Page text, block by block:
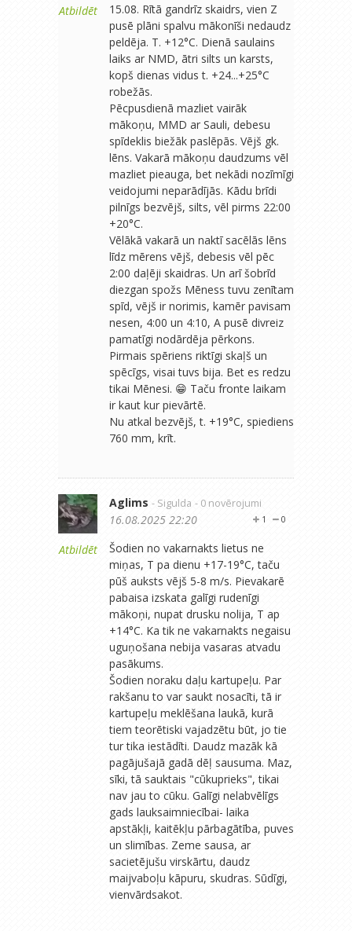
Atbildēt
15.08. Rītā gandrīz skaidrs, vien Z
pusē plāni spalvu mākonīši nedaudz
peldēja. T. +12°C. Dienā saulains
laiks ar NMD, ātri silts un karsts,
kopš dienas vidus t. +24...+25°C
robežās.
Pēcpusdienā mazliet vairāk
mākoņu, MMD ar Sauli, debesu
spīdeklis biežāk paslēpās. Vējš gk.
lēns. Vakarā mākoņu daudzums vēl
mazliet pieauga, bet nekādi nozīmīgi
veidojumi neparādījās. Kādu brīdi
pilnīgs bezvējš, silts, vēl pirms 22:00
+20°C.
Vēlākā vakarā un naktī sacēlās lēns
līdz mērens vējš, debesis vēl pēc
2:00 daļēji skaidras. Un arī šobrīd
diezgan spožs Mēness tuvu zenītam
spīd, vējš ir norimis, kamēr pavisam
nesen, 4:00 un 4:10, A pusē divreiz
pamatīgi nodārdēja pērkons.
Pirmais spēriens riktīgi skaļš un
spēcīgs, visai tuvs bija. Bet es redzu
tikai Mēnesi. 😁 Taču fronte laikam
ir kaut kur pievārtē.
Nu atkal bezvējš, t. +19°C, spiediens
760 mm, krīt.
Atbildēt
Aglims - Sigulda - 0 novērojumi
0
1
16.08.2025 22:20
Šodien no vakarnakts lietus ne
miņas, T pa dienu +17-19°C, taču
pūš auksts vējš 5-8 m/s. Pievakarē
pabaisa izskata galīgi rudenīgi
mākoņi, nupat drusku nolija, T ap
+14°C. Ka tik ne vakarnakts negaisu
uguņošana nebija vasaras atvadu
pasākums.
Šodien noraku daļu kartupeļu. Par
rakšanu to var saukt nosacīti, tā ir
kartupeļu meklēšana laukā, kurā
tiem teorētiski vajadzētu būt, jo tie
tur tika iestādīti. Daudz mazāk kā
pagājušajā gadā dēļ sausuma. Maz,
sīki, tā sauktais "cūkuprieks", tikai
nav jau to cūku. Galīgi nelabvēlīgs
gads lauksaimniecībai- laika
apstākļi, kaitēkļu pārbagātība, puves
un slimības. Zeme sausa, ar
sacietējušu virskārtu, daudz
maijvaboļu kāpuru, skudras. Sūdīgi,
vienvārdsakot.